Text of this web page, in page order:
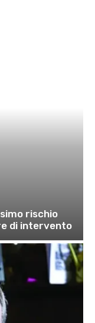
rischio
di intervento